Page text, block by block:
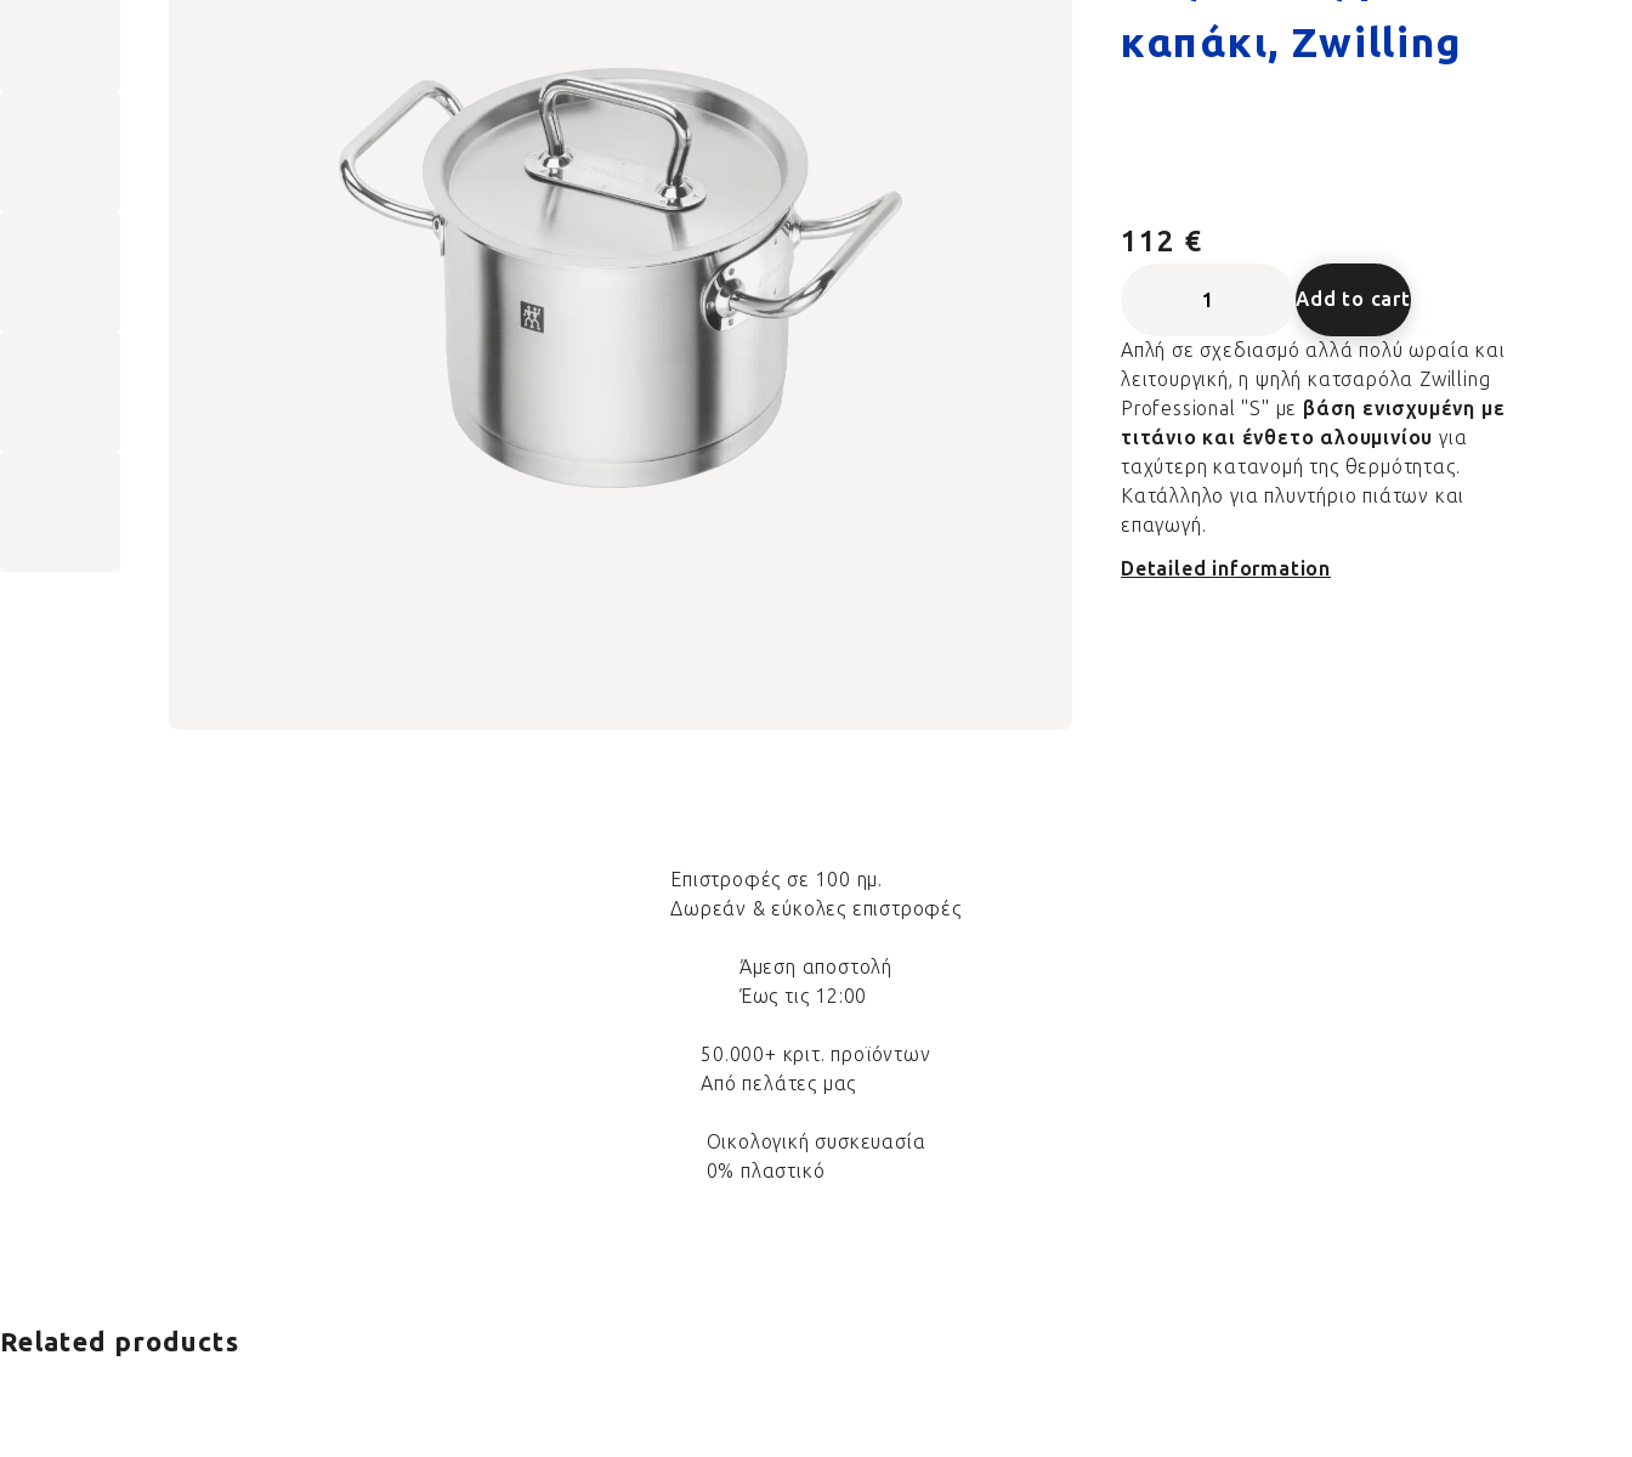
καπάκι, Zwilling
112 €
Add to cart
Απλή σε σχεδιασμό αλλά πολύ ωραία και
λειτουργική, η ψηλή κατσαρόλα Zwilling
Professional "S" με βάση ενισχυμένη με
τιτάνιο και ένθετο αλουμινίου για
ταχύτερη κατανομή της θερμότητας.
Κατάλληλο για πλυντήριο πιάτων και
επαγωγή.
Detailed information
Επιστροφές σε 100 ημ.
Δωρεάν & εύκολες επιστροφές
Άμεση αποστολή
Έως τις 12:00
50.000+ κριτ. προϊόντων
Από πελάτες μας
Οικολογική συσκευασία
0% πλαστικό
Related products